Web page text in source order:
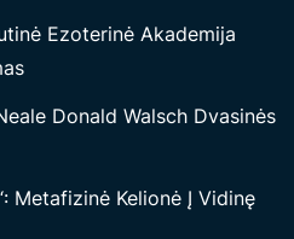
P
I
J
Ezoterinė Akademija
Donald Walsch Dvasinės
Metafizinė Kelionė Į Vidinę